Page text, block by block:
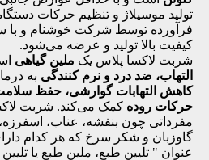
تولید موسیلاژ و تنظیم حرکات
فرآورده توسط شرکت خوشنام و با
کیفیت بالا تولید و عرضه می‌شود.
شربت لاکسا پلاس یک ملین گیاهی
التهاب، ضد درد و نرم کنندگی به
کاهش التهابات گوارشی، حفظ
حرکات روده کمک می‌کند. شربت
مفرداتی چون بنفشه، عناب،
گاوزبان و شکر سرخ که هر کدام
عنوان " تلیین طبع، ملین طبع یا